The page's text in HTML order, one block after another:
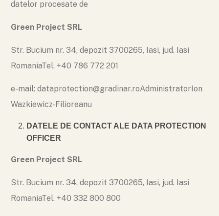
datelor procesate de
Green Project SRL
Str. Bucium nr. 34, depozit 3700265, Iasi, jud. Iasi
RomaniaTel. +40 786 772 201
e-mail: dataprotection@gradinar.roAdministratorIon
Wazkiewicz-Filioreanu
DATELE DE CONTACT ALE DATA PROTECTION
OFFICER
Green Project SRL
Str. Bucium nr. 34, depozit 3700265, Iasi, jud. Iasi
RomaniaTel. +40 332 800 800